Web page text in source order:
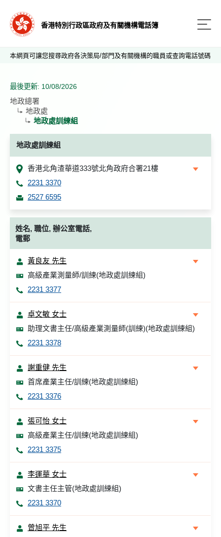
香港特別行政區政府及有關機構電話簿
本網頁可讓您搜尋政府各決策局/部門及有關機構的職員或查詢電話號碼
最後更新: 10/08/2026
地政總署
地政處
地政處訓練組
地政處訓練組
香港北角渣華道333號北角政府合署21樓
2231 3370
2527 6595
姓名, 職位, 辦公室電話,
電郵
黃良友 先生
高級產業測量師/訓練(地政處訓練組)
2231 3377
卓文敏 女士
助理文書主任/高級產業測量師(訓練)(地政處訓練組)
2231 3378
謝重健 先生
首席產業主任/訓練(地政處訓練組)
2231 3376
張可怡 女士
高級產業主任/訓練(地政處訓練組)
2231 3375
李運華 女士
文書主任主管(地政處訓練組)
2231 3370
曾旭平 先生